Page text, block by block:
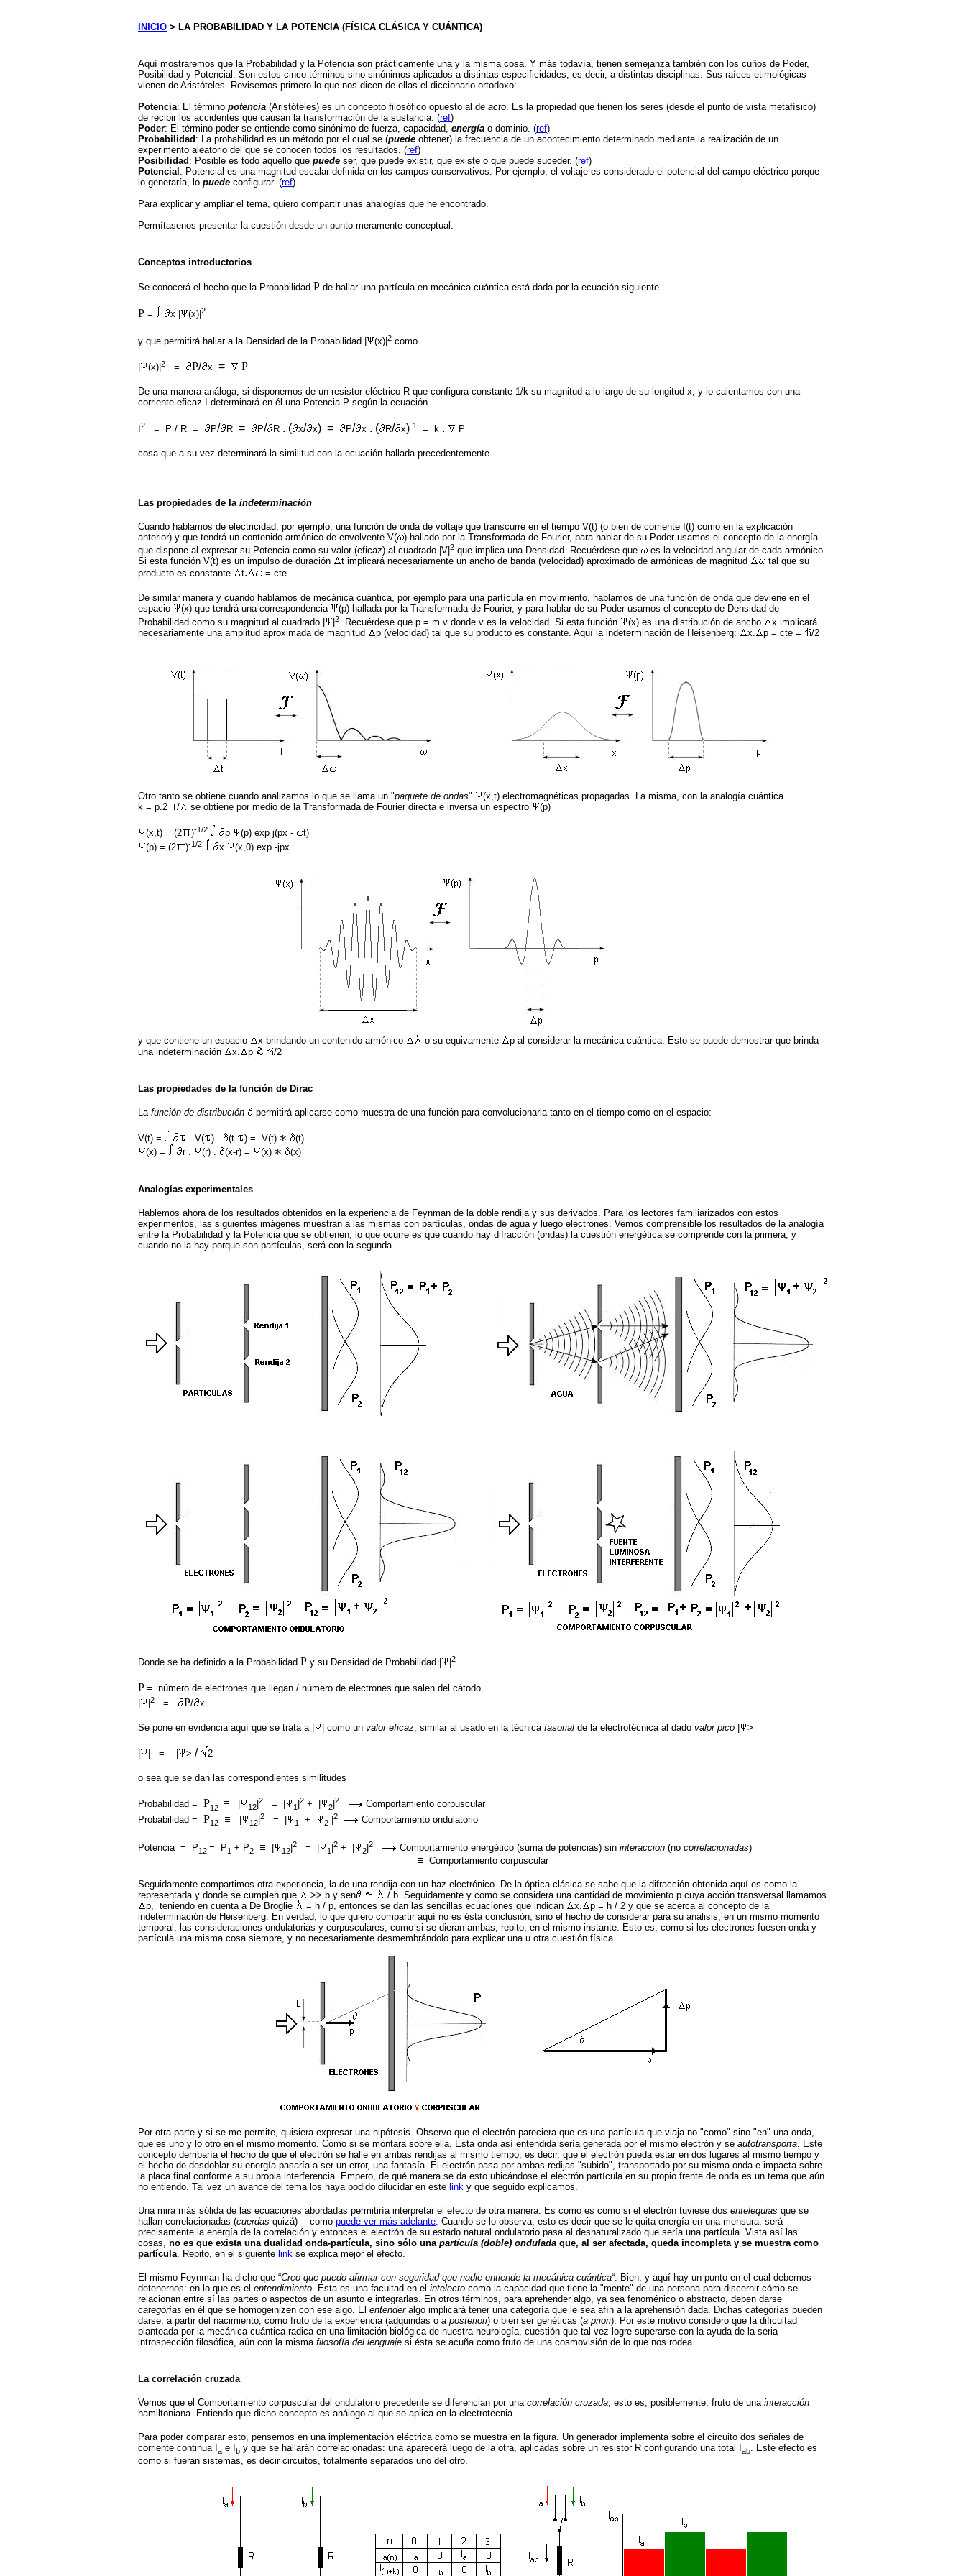
INICIO > LA PROBABILIDAD Y LA POTENCIA (FÍSICA CLÁSICA Y CUÁNTICA)
Aquí mostraremos que la Probabilidad y la Potencia son prácticamente una y la misma cosa. Y más todavía, tienen semejanza también con los cuños de Poder,
Posibilidad y Potencial. Son estos cinco términos sino sinónimos aplicados a distintas especificidades, es decir, a distintas disciplinas. Sus raíces etimológicas
vienen de Aristóteles. Revisemos primero lo que nos dicen de ellas el diccionario ortodoxo:
Potencia: El término potencia (Aristóteles) es un concepto filosófico opuesto al de acto. Es la propiedad que tienen los seres (desde el punto de vista metafísico)
de recibir los accidentes que causan la transformación de la sustancia. (ref)
Poder: El término poder se entiende como sinónimo de fuerza, capacidad, energía o dominio. (ref)
Probabilidad : La probabilidad es un método por el cual se (puede obtener) la frecuencia de un acontecimiento determinado mediante la realización de un
experimento aleatorio del que se conocen todos los resultados. (ref)
Posibilidad : Posible es todo aquello que puede ser, que puede existir, que existe o que puede suceder. (ref)
Potencial : Potencial es una magnitud escalar definida en los campos conservativos. Por ejemplo, el voltaje es considerado el potencial del campo eléctrico porque
lo generaría, lo puede configurar. (ref)
Para explicar y ampliar el tema, quiero compartir unas analogías que he encontrado.
Permítasenos presentar la cuestión desde un punto meramente conceptual.
Conceptos introductorios
Se conocerá el hecho que la Probabilidad P de hallar una partícula en mecánica cuántica está dada por la ecuación siguiente
P = x | (x)| 2
y que permitirá hallar a la Densidad de la Probabilidad | (x)| 2 como
(x)| 2 = P/ x = P
De una manera análoga, si disponemos de un resistor eléctrico R que configura constante 1/k su magnitud a lo largo de su longitud x, y lo calentamos con una
corriente eficaz I determinará en él una Potencia P según la ecuación
2 = P / R = P/ R = P/ R . ( x/ x) = P/ x . ( R/ x)-1 = k . P
cosa que a su vez determinará la similitud con la ecuación hallada precedentemente
Las propiedades de la indeterminación
Cuando hablamos de electricidad, por ejemplo, una función de onda de voltaje que transcurre en el tiempo V(t) (o bien de corriente I(t) como en la explicación
anterior) y que tendrá un contenido armónico de envolvente V(
) hallado por la Transformada de Fourier, para hablar de su Poder usamos el concepto de la energía
que dispone al expresar su Potencia como su valor (eficaz) al cuadrado |V| 2 que implica una Densidad. Recuérdese que
es la velocidad angular de cada armónico.
Si esta función V(t) es un impulso de duración
t implicará necesariamente un ancho de banda (velocidad) aproximado de armónicas de magnitud
tal que su
producto es constante
t. = cte.
De similar manera y cuando hablamos de mecánica cuántica, por ejemplo para una partícula en movimiento, hablamos de una función de onda que deviene en el
espacio
(x) que tendrá una correspondencia
(p) hallada por la Transformada de Fourier, y para hablar de su Poder usamos el concepto de Densidad de
Probabilidad como su magnitud al cuadrado |
|2 . Recuérdese que p = m.v donde v es la velocidad. Si esta función (x) es una distribución de ancho
x implicará
necesariamente una amplitud aproximada de magnitud
p (velocidad) tal que su producto es constante. Aquí la indeterminación de Heisenberg: x. p = cte = /2
Otro tanto se obtiene cuando analizamos lo que se llama un "paquete de ondas"
(x,t) electromagnéticas propagadas. La misma, con la analogía cuántica
k = p.2
/ se obtiene por medio de la Transformada de Fourier directa e inversa un espectro (p)
(x,t) = (2 )-1/2 p (p) exp j(px -
t)
(p) = (2
)-1/2 x (x,0) exp -jpx
y que contiene un espacio x brindando un contenido armónico o su equivamente
p al considerar la mecánica cuántica. Esto se puede demostrar que brinda
una indeterminación
x. p /2
Las propiedades de la función de Dirac
La función de distribución permitirá aplicarse como muestra de una función para convolucionarla tanto en el tiempo como en el espacio:
V(t) = . V( ) . (t- ) = V(t)
(t)
(x) =
r . (r) . (x-r) = (x) (x)
Analogías experimentales
Hablemos ahora de los resultados obtenidos en la experiencia de Feynman de la doble rendija y sus derivados. Para los lectores familiarizados con estos
experimentos, las siguientes imágenes muestran a las mismas con partículas, ondas de agua y luego electrones. Vemos comprensible los resultados de la analogía
entre la Probabilidad y la Potencia que se obtienen; lo que ocurre es que cuando hay difracción (ondas) la cuestión energética se comprende con la primera, y
cuando no la hay porque son partículas, será con la segunda.
Donde se ha definido a la Probabilidad P y su Densidad de Probabilidad 2
P = número de electrones que llegan / número de electrones que salen del cátodo
2 = P/ x
Se pone en evidencia aquí que se trata a | | como un valor eficaz, similar al usado en la técnica fasorial de la electrotécnica al dado valor pico >
| = | > / 2
o sea que se dan las correspondientes similitudes
Probabilidad = P12 12
2 = | 1
2 + | 2
2
Comportamiento corpuscular
Probabilidad = P12 12
2 = | 1 + 2
2 Comportamiento ondulatorio
Potencia = P12 = P1 + P2 12
2 = | 1
2 + | 2
2 Comportamiento energético (suma de potencias) sin interacción (no correlacionadas)
Comportamiento corpuscular
Seguidamente compartimos otra experiencia, la de una rendija con un haz electrónico. De la óptica clásica se sabe que la difracción obtenida aquí es como la
representada y donde se cumplen que
>> b y sen
/ b. Seguidamente y como se considera una cantidad de movimiento p cuya acción transversal llamamos
p, teniendo en cuenta a De Broglie
= h / p, entonces se dan las sencillas ecuaciones que indican x.
p = h / 2 y que se acerca al concepto de la
indeterminación de Heisenberg. En verdad, lo que quiero compartir aquí no es ésta conclusión, sino el hecho de considerar para su análisis, en un mismo momento
temporal, las consideraciones ondulatorias y corpusculares; como si se dieran ambas, repito, en el mismo instante. Esto es, como si los electrones fuesen onda y
partícula una misma cosa siempre, y no necesariamente desmembrándolo para explicar una u otra cuestión física.
Por otra parte y si se me permite, quisiera expresar una hipótesis. Observo que el electrón pareciera que es una partícula que viaja no "como" sino "en" una onda,
que es uno y lo otro en el mismo momento. Como si se montara sobre ella. Esta onda así entendida sería generada por el mismo electrón y se autotransporta. Este
concepto derribaría el hecho de que el electrón se halle en ambas rendijas al mismo tiempo; es decir, que el electrón pueda estar en dos lugares al mismo tiempo y
el hecho de desdoblar su energía pasaría a ser un error, una fantasía. El electrón pasa por ambas redijas "subido", transportado por su misma onda e impacta sobre
la placa final conforme a su propia interferencia. Empero, de qué manera se da esto ubicándose el electrón partícula en su propio frente de onda es un tema que aún
no entiendo. Tal vez un avance del tema los haya podido dilucidar en este link y que seguido explicamos.
Una mira más sólida de las ecuaciones abordadas permitiría interpretar el efecto de otra manera. Es como es como si el electrón tuviese dos entelequias que se
hallan correlacionadas (cuerdas quizá) —como puede ver más adelante. Cuando se lo observa, esto es decir que se le quita energía en una mensura, será
precisamente la energía de la correlación y entonces el electrón de su estado natural ondulatorio pasa al desnaturalizado que sería una partícula. Vista así las
cosas, no es que exista una dualidad onda-partícula, sino sólo una partícula (doble) ondulada que, al ser afectada, queda incompleta y se muestra como
partícula. Repito, en el siguiente link se explica mejor el efecto.
El mismo Feynman ha dicho que “Creo que puedo afirmar con seguridad que nadie entiende la mecánica cuántica“. Bien, y aquí hay un punto en el cual debemos
detenernos: en lo que es el entendimiento. Esta es una facultad en el intelecto como la capacidad que tiene la "mente" de una persona para discernir cómo se
relacionan entre sí las partes o aspectos de un asunto e integrarlas. En otros términos, para aprehender algo, ya sea fenoménico o abstracto, deben darse
categorías en él que se homogeinizen con ese algo. El entenderalgo implicará tener una categoría que le sea afín a la aprehensión dada. Dichas categorías pueden
darse, a partir del nacimiento, como fruto de la experiencia (adquiridas o a posteriori) o bien ser genéticas (a priori). Por este motivo considero que la dificultad
planteada por la mecánica cuántica radica en una limitación biológica de nuestra neurología, cuestión que tal vez logre superarse con la ayuda de la seria
introspección filosófica, aún con la misma filosofía del lenguaje si ésta se acuña como fruto de una cosmovisión de lo que nos rodea.
La correlación cruzada
Vemos que el Comportamiento corpuscular del ondulatorio precedente se diferencian por una correlación cruzada; esto es, posiblemente, fruto de una interacción
hamiltoniana. Entiendo que dicho concepto es análogo al que se aplica en la electrotecnia.
Para poder comparar esto, pensemos en una implementación eléctrica como se muestra en la figura. Un generador implementa sobre el circuito dos señales de
corriente continua I a e I b y que se hallarán correlacionadas: una aparecerá luego de la otra, aplicadas sobre un resistor R configurando una total I ab. Este efecto es
como si fueran sistemas, es decir circuitos, totalmente separados uno del otro.